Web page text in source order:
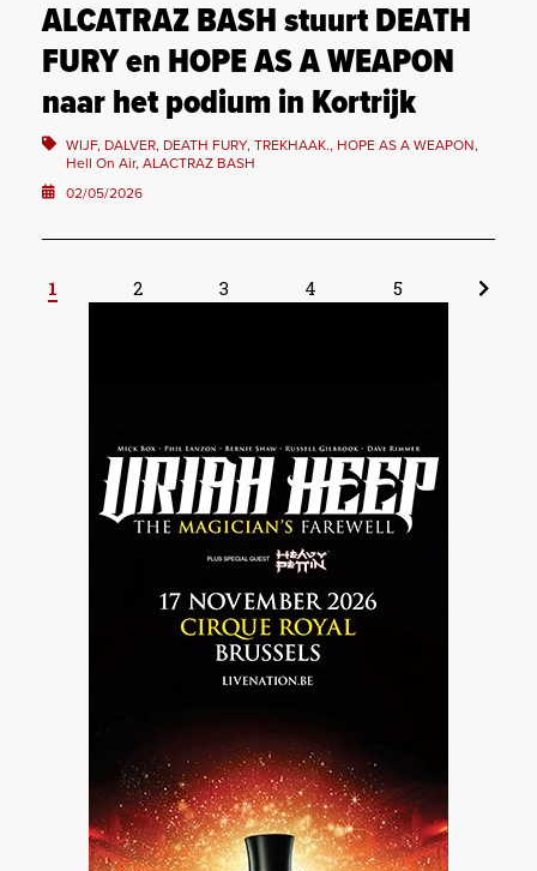
ALCATRAZ BASH stuurt DEATH
FURY en HOPE AS A WEAPON
naar het podium in Kortrijk
WIJF, DALVER, DEATH FURY, TREKHAAK., HOPE AS A WEAPON,
Hell On Air, ALACTRAZ BASH
02/05/2026
1 2 3 4 5